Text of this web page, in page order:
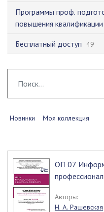
Программы проф.
повышения
Бесплатный доступ 49
Новинки Моя коллекция
ОП 07
Авторы:
Н. А. Рашевская